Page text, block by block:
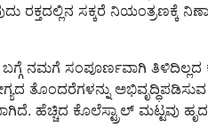
ರಕ್ತದಲ್ಲಿನ ಸಕ್ಕರೆ ನಿಯಂತ್ರಣಕ್ಕೆ
ನಮಗೆ ಸಂಪೂರ್ಣವಾಗಿ ತಿಳಿದಿಲ್ಲದ
ತೊಂದರೆಗಳನ್ನು
ಹೆಚ್ಚಿದ ಕೊಲೆಸ್ಟ್ರಾಲ್ ಮಟ್ಟವು